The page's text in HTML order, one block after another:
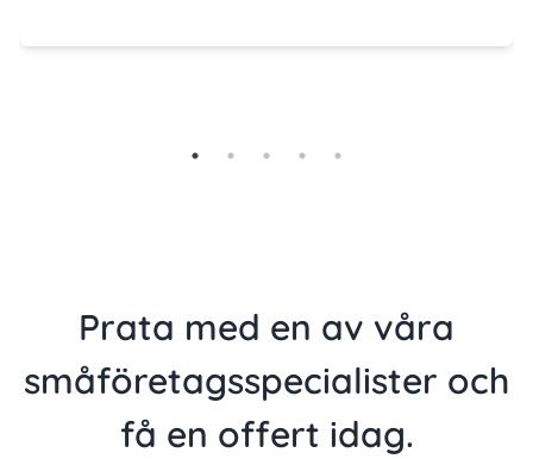
Prata med en av våra
småföretagsspecialister och
få en offert idag.